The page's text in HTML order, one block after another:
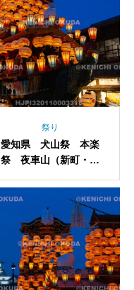
祭り
愛知県 犬山祭 本楽
祭 夜車山（新町・浦